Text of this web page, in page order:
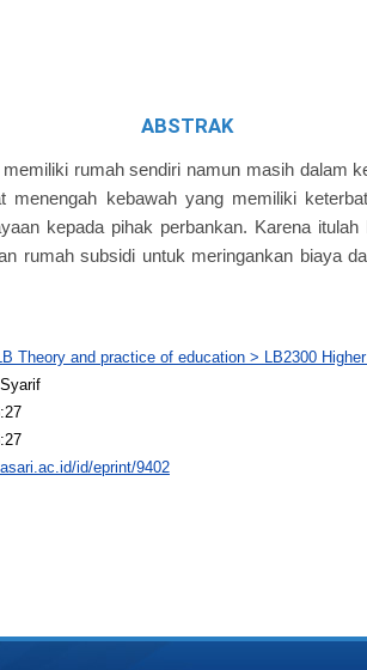
ABSTRAK
rumah sendiri namun masih dalam
menengah kebawah yang memiliki
kepada pihak perbankan. Karena
rumah subsidi untuk meringankan biaya
Theory and practice of education > LB2300
id/eprint/9402